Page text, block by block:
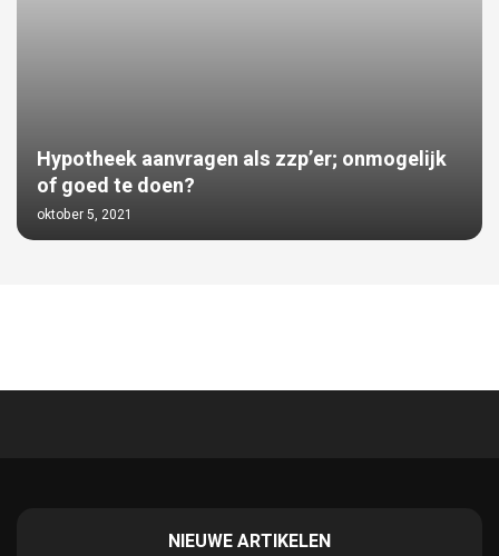
Hypotheek aanvragen als zzp’er; onmogelijk
of goed te doen?
oktober 5, 2021
NIEUWE ARTIKELEN